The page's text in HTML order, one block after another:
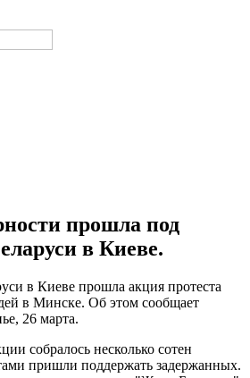
прошла под
в Киеве.
в Киеве прошла акция протеста
в Минске. Об этом сообщает
26 марта.
собралось несколько сотен
пришли поддержать задержанных.